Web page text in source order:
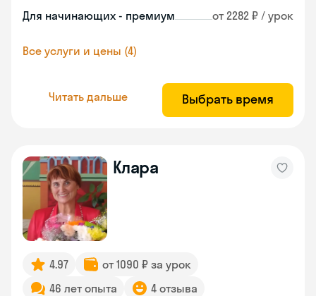
Для начинающих - премиум от 2282 ₽ / урок
Все услуги и цены (4)
Читать дальше Выбрать время
Клара
4.97
от 1090 ₽ за урок
46 лет опыта
4 отзыва